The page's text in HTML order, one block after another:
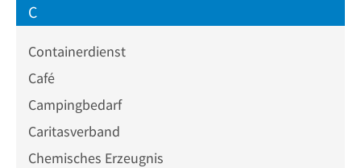
C
Containerdienst
Café
Campingbedarf
Caritasverband
Chemisches Erzeugnis